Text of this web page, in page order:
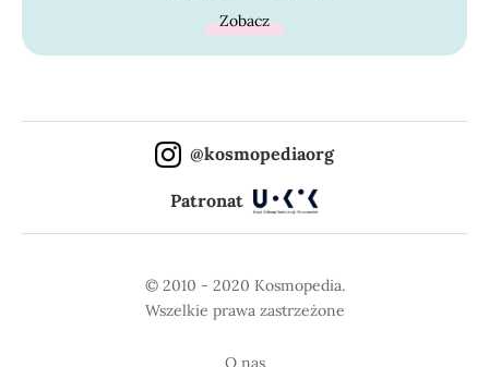
Zobacz
@kosmopediaorg
Patronat
© 2010 - 2020 Kosmopedia.
Wszelkie prawa zastrzeżone
O nas